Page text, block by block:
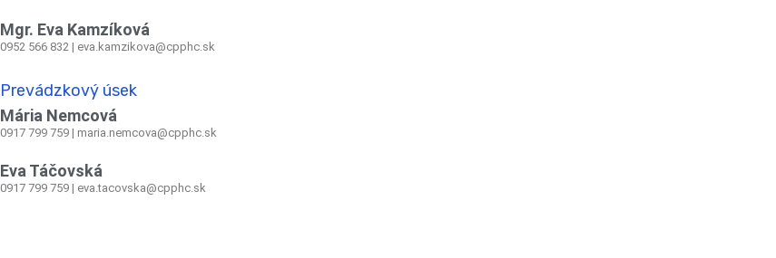
Mgr. Eva Kamzíková
0952 566 832 | eva.kamzikova@cpphc.sk
Prevádzkový úsek
Mária Nemcová
0917 799 759 | maria.nemcova@cpphc.sk
Eva Táčovská
0917 799 759 | eva.tacovska@cpphc.sk